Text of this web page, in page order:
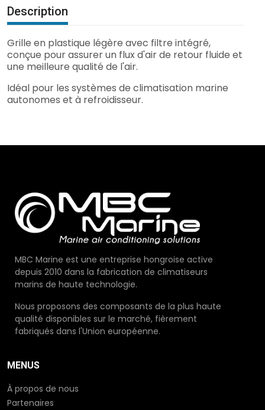
Description
Grille en plastique légère avec filtre intégré,
conçue pour assurer un flux d'air de retour fluide et
une meilleure qualité de l'air.
Idéal pour les systèmes de climatisation marine
autonomes et à refroidisseur.
MBC Marine est une entreprise hongroise active
depuis 2010 dans la fabrication de climatiseurs
marins de haute technologie.
Nous proposons des composants de la plus haute
qualité disponibles sur le marché, fièrement
fabriqués dans l'Union européenne.
MENUS
À propos de nous
Partenaires